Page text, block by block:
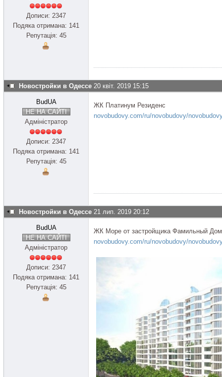
Дописи: 2347
Подяка отримана: 141
Репутація: 45
Новостройки в Одессе 20 квіт. 2019 15:15
BudUA
НЕ НА САЙТІ
Адміністратор
Дописи: 2347
Подяка отримана: 141
Репутація: 45
ЖК Платинум Резиденс
novobudovy.com/ru/novobudovy/
Новостройки в Одессе 21 лип. 2019 20:12
BudUA
НЕ НА САЙТІ
Адміністратор
Дописи: 2347
Подяка отримана: 141
Репутація: 45
ЖК Море от застройщика Фамильный Дом
novobudovy.com/ru/novobudovy/